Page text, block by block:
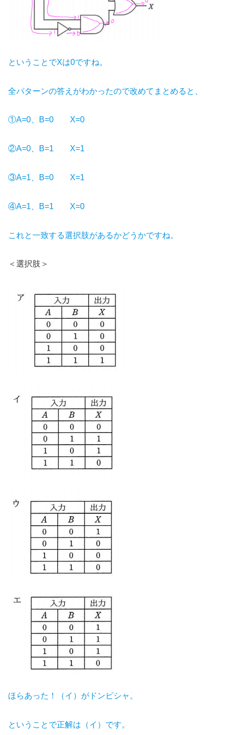
ということでXは0ですね。
全パターンの答えがわかったので改めてまとめると、
①A=0、B=0 X=0
②A=0、B=1 X=1
③A=1、B=0 X=1
④A=1、B=1 X=0
これと一致する選択肢があるかどうかですね。
＜選択肢＞
ほらあった！（イ）がドンピシャ。
ということで正解は（イ）です。